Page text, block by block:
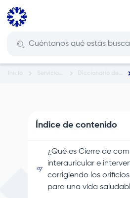
Pasar
principal
Inicio
Servicios
Diccionario de
Índice de contenido
¿Qué es Cierre de
interauricular e
corrigiendo los
para una vida